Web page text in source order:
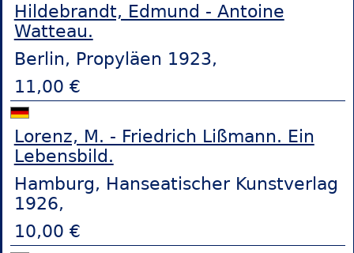
Hildebrandt, Edmund - Antoine
Watteau.
Berlin, Propyläen 1923,
11,00 €
Lorenz, M. - Friedrich Lißmann. Ein
Lebensbild.
Hamburg, Hanseatischer Kunstverlag
1926,
10,00 €